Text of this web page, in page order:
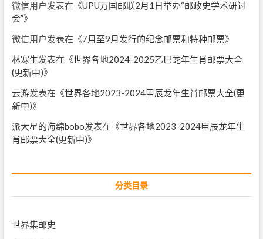
微信用户发表在《UPU万国邮联2月1日举办“邮政史学术研讨
会”》
微信用户发表在《7月至9月发行的纪念邮票和特种邮票》
林寒生发表在《世界各地2024-2025乙巳蛇年生肖邮票大全
(更新中)》
云游发表在《世界各地2023-2024甲辰龙年生肖邮票大全(更
新中)》
派大星的海绵bobo发表在《世界各地2023-2024甲辰龙年生
肖邮票大全(更新中)》
分类目录
世界集邮史